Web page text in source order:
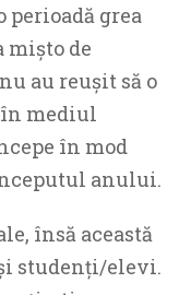
grea
mișto de
au reușit să o
în mediul
în mod
anului.
însă această
studenți/elevi.